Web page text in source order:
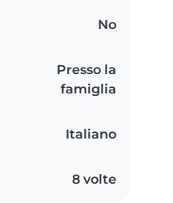
No
Presso la
famiglia
Italiano
8 volte